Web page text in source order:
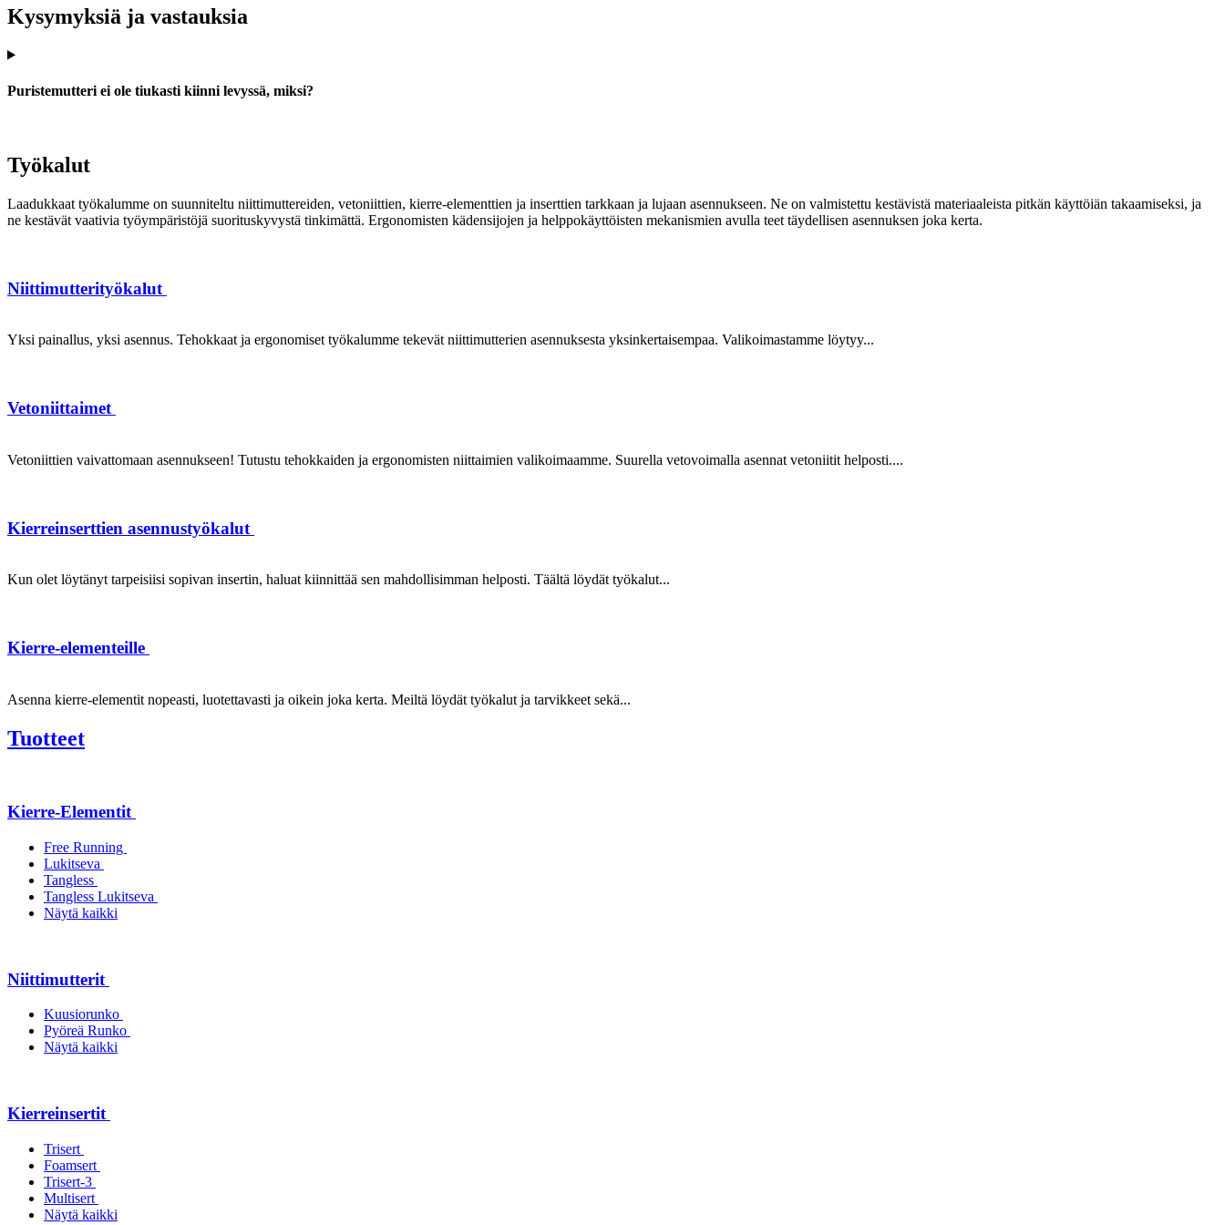
Kysymyksiä ja vastauksia
Puristemutteri ei ole tiukasti kiinni levyssä, miksi?
Työkalut
Laadukkaat työkalumme on suunniteltu niittimuttereiden, vetoniittien, kierre-elementtien ja inserttien tarkkaan ja lujaan asennukseen. Ne on valmistettu kestävistä materiaaleista pitkän käyttöiän takaamiseksi, ja
ne kestävät vaativia työympäristöjä suorituskyvystä tinkimättä. Ergonomisten kädensijojen ja helppokäyttöisten mekanismien avulla teet täydellisen asennuksen joka kerta.
Niittimutterityökalut
Yksi painallus, yksi asennus. Tehokkaat ja ergonomiset työkalumme tekevät niittimutterien asennuksesta yksinkertaisempaa. Valikoimastamme löytyy...
Vetoniittaimet
Vetoniittien vaivattomaan asennukseen! Tutustu tehokkaiden ja ergonomisten niittaimien valikoimaamme. Suurella vetovoimalla asennat vetoniitit helposti....
Kierreinserttien asennustyökalut
Kun olet löytänyt tarpeisiisi sopivan insertin, haluat kiinnittää sen mahdollisimman helposti. Täältä löydät työkalut...
Kierre-elementeille
Asenna kierre-elementit nopeasti, luotettavasti ja oikein joka kerta. Meiltä löydät työkalut ja tarvikkeet sekä...
Tuotteet
Kierre-Elementit
Free Running
Lukitseva
Tangless
Tangless Lukitseva
Näytä kaikki
Niittimutterit
Kuusiorunko
Pyöreä Runko
Näytä kaikki
Kierreinsertit
Trisert
Foamsert
Trisert-3
Multisert
Näytä kaikki